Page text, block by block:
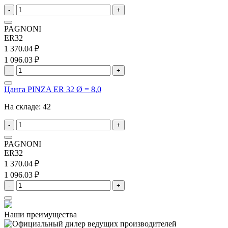
- +
PAGNONI
ER32
1 370.04 ₽
1 096.03 ₽
- +
Цанга PINZA ER 32 Ø = 8,0
На складе: 42
- +
PAGNONI
ER32
1 370.04 ₽
1 096.03 ₽
- +
Наши преимущества